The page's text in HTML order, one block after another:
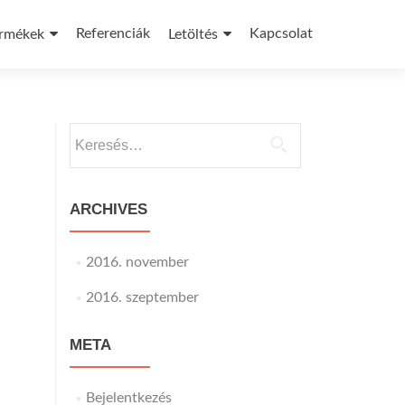
Referenciák Letöltés Kapcsolat
ARCHIVES
2016. november
2016. szeptember
META
Bejelentkezés